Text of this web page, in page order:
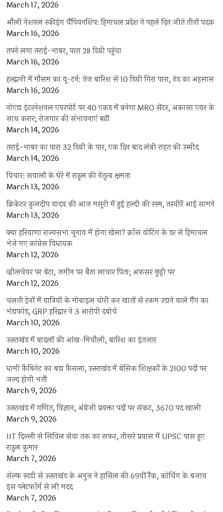
March 17, 2026
औली नेशनल स्कीइंग चैंपियनशिप: हिमाचल प्रदेश ने पहले दिन जीते तीनों पदक
March 16, 2026
तपने लगा तराई-भाबर, पारा 28 डिग्री पहुंचा
March 16, 2026
हल्द्वानी में मौसम का यू-टर्न: तेज बारिश से 10 डिग्री गिरा पारा, ठंड का अहसास
March 16, 2026
नोएडा इंटरनेशनल एयरपोर्ट पर 40 एकड़ में बनेगा MRO सेंटर, अकासा एयर के
साथ करार; रोजगार की संभावनाएं बढ़ीं
March 14, 2026
तराई-भाबर का पारा 32 डिग्री के पार, एक दिन बाद लंबी राहत की उम्मीद
March 14, 2026
विचार: सवालों के घेरे में राहुल की नेतृत्व क्षमता
March 13, 2026
क्रिकेटर कुलदीप यादव की आज मसूरी में हुई हल्दी की रस्म, तस्वीरें आई सामने
March 13, 2026
क्या हरियाणा राज्यसभा चुनाव में होगा खेला? क्रॉस वोटिंग के डर से हिमाचल
भेजे गए कांग्रेस विधायक
March 12, 2026
व्हीलचेयर पर बेटा, जमीन पर बैठा लाचार पिता; अफसर छुट्टी पर
March 12, 2026
चलती ट्रेनों में यात्रियों के मोबाइल चोरी कर खातों से रकम उड़ाने वाले गैंग का
भंडाफोड़, GRP हरिद्वार ने 3 आरोपी दबोचे
March 10, 2026
उत्तराखंड में बादलों की आंख-मिचौली, बारिश का इंतजार
March 10, 2026
धामी कैबिनेट का बड़ा फैसला, उत्तराखंड में बेसिक शिक्षकों के 2100 पदों पर
जल्द होगी भर्ती
March 9, 2026
उत्तराखंड में गणित, विज्ञान, अंग्रेजी प्रवक्ता पदों पर संकट, 3670 पद खाली
March 9, 2026
IIT दिल्ली से सिविल सेवा तक का सफर, तीसरे प्रयास में UPSC पास हुए
राहुल कुमार
March 7, 2026
सेल्फ स्टडी से उत्तराखंड के अनुज ने हासिल की 69वीं रैंक, कोचिंग के बजाय
इस प्लेटफॉर्म से ली मदद
March 7, 2026